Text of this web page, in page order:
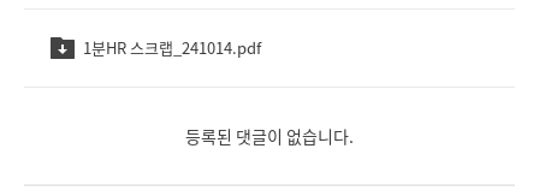
1분HR 스크랩_241014.pdf
등록된 댓글이 없습니다.